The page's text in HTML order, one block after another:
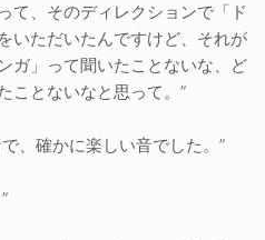
て、そのディレクションで「ド
いただいたんですけど、それが
ガ」って聞いたことないな、ど
ことないなと思って。”
、確かに楽しい音でした。”